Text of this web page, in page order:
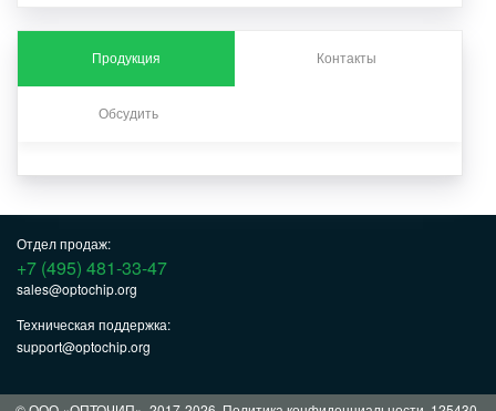
Продукция Контакты
Обсудить
Отдел продаж:
+7 (495) 481-33-47
sales@optochip.org
Техническая поддержка:
support@optochip.org